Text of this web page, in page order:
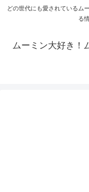
どの世代にも愛されているム
る
ムーミン大好き！